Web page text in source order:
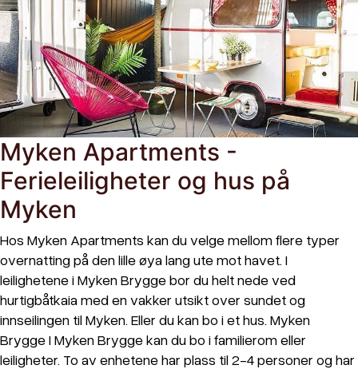
Myken Apartments -
Ferieleiligheter og hus på
Myken
Hos Myken Apartments kan du velge mellom flere typer
overnatting på den lille øya lang ute mot havet. I
leilighetene i Myken Brygge bor du helt nede ved
hurtigbåtkaia med en vakker utsikt over sundet og
innseilingen til Myken. Eller du kan bo i et hus. Myken
Brygge I Myken Brygge kan du bo i familierom eller
leiligheter. To av enhetene har plass til 2-4 personer og har